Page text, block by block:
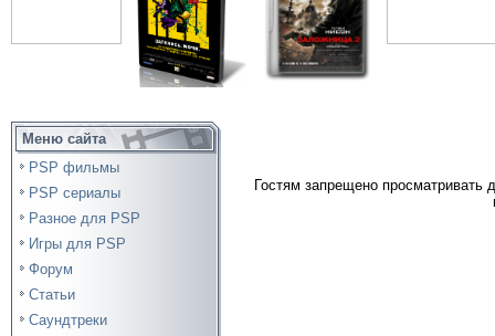
Меню сайта
PSP фильмы
PSP сериалы
Разное для PSP
Игры для PSP
Форум
Статьи
Саундтреки
Гостям запрещено просматривать